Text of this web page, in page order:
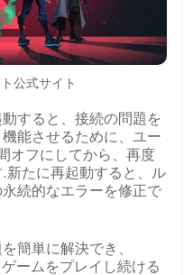
公式サイト
すると、接続の問題を
能させるために、ユー
オフにしてから、再度
新たに再起動すると、ル
続的なエラーを修正で
簡単に解決でき、
ームをプレイし続ける